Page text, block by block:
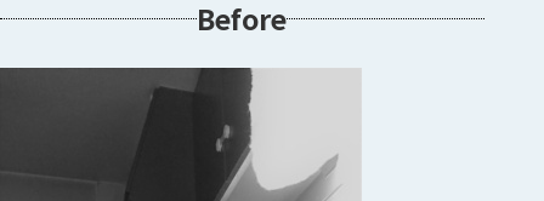
Before